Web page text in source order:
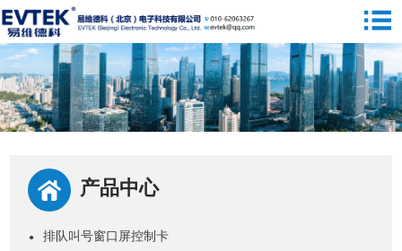
产品中心
● 排队叫号窗口屏控制卡